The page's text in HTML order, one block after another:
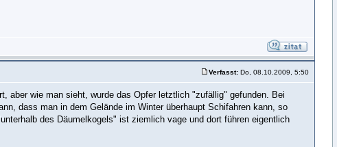
Verfasst: Do, 08.10.2009, 5:50
aber wie man sieht, wurde das Opfer letztlich "zufällig" gefunden. Bei
dass man in dem Gelände im Winter überhaupt Schifahren kann, so
des Däumelkogels" ist ziemlich vage und dort führen eigentlich